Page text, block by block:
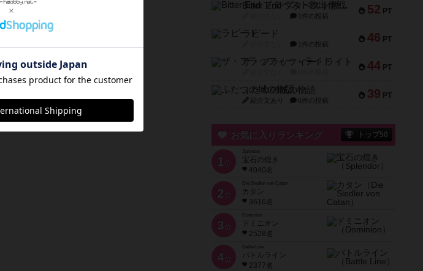
52 PT
Bitter End ブタペスト救出作戦
1件の投稿
46 PT
ラピード
1件の投稿
44 PT
ザ・フラッフィー・ライト
39 PT
ふたつの城の物語
紹介文あり 6件の投稿
お気に入りランキング トップ50
1 位
宝石の煌き
4040名
2 位
Die Siedler von Catan
カタン
3616名
3 位
ドミニオン
2528名
4位
Battle Line
バトルライン
2377名